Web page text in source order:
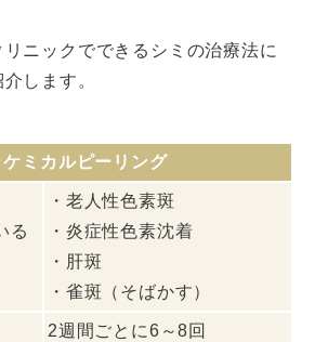
ニックでできるシミの治療法に
します。
ケミカルピーリング
る
・老人性色素斑
・炎症性色素沈着
・肝斑
・雀斑（そばかす）
2週間ごとに6～8回